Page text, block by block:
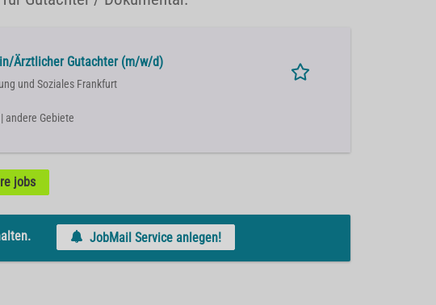
Ärztlicher Gutachter (m/w/d)
und Soziales Frankfurt
andere Gebiete
jobs
JobMail Service anlegen!